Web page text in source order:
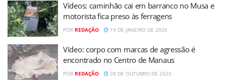
Vídeos: caminhão cai em barranco no Musa e
motorista fica preso às ferragens
POR REDAÇÃO 19 DE JANEIRO DE 2026
Vídeo: corpo com marcas de agressão é
encontrado no Centro de Manaus
POR REDAÇÃO 28 DE OUTUBRO DE 2025